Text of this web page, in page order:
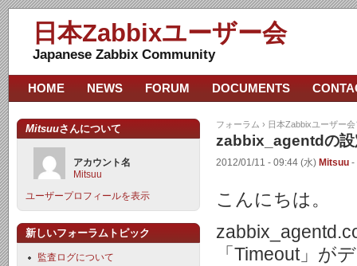
日本Zabbixユーザー会
Japanese Zabbix Community
フォーラム › 日本Zabbixユーザー
zabbix_agentdの設
2012/01/11 - 09:44 (水) Mitsuu -
こんにちは。
「Timeout」が
HOME NEWS FORUM DOCUMENTS
Mitsuuさんについて
アカウント名
Mitsuu
ユーザープロフィールを表示
新しいフォーラムトピック
監査ログについて